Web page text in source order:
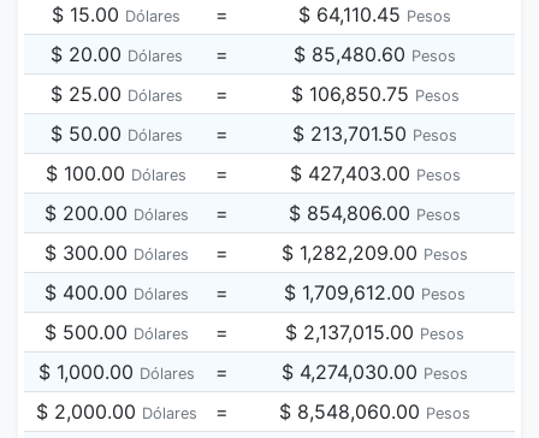
$ 15.00 Dólares = $ 64,110.45 Pesos
$ 20.00 Dólares = $ 85,480.60 Pesos
$ 25.00 Dólares = $ 106,850.75 Pesos
$ 50.00 Dólares = $ 213,701.50 Pesos
$ 100.00 Dólares = $ 427,403.00 Pesos
$ 200.00 Dólares = $ 854,806.00 Pesos
$ 300.00 Dólares = $ 1,282,209.00 Pesos
$ 400.00 Dólares = $ 1,709,612.00 Pesos
$ 500.00 Dólares = $ 2,137,015.00 Pesos
$ 1,000.00 Dólares = $ 4,274,030.00 Pesos
$ 2,000.00 Dólares = $ 8,548,060.00 Pesos